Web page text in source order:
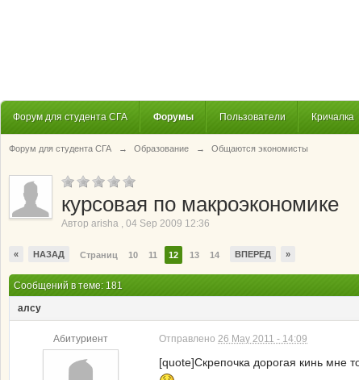
Форум для студента СГА Форумы Пользователи Кричалка
Форум для студента СГА → Образование → Общаются экономисты
курсовая по макроэкономике
Автор arisha , 04 Sep 2009 12:36
« НАЗАД Страниц 10 11 12 13 14 ВПЕРЕД »
Сообщений в теме: 181
алсу
Абитуриент Отправлено 26 May 2011 - 14:09
[quote]Скрепочка дорогая кинь мне